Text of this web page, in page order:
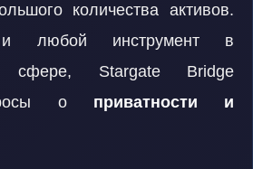
количества активов.
любой инструмент в
сфере, Stargate Bridge
о приватности и